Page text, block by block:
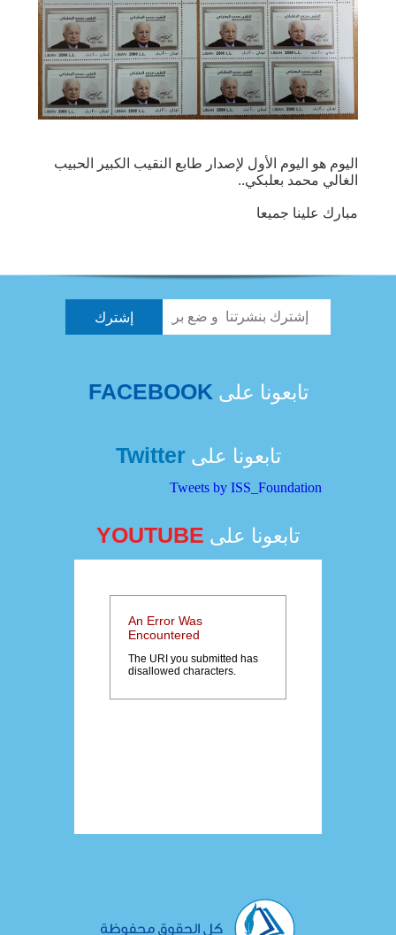
اليوم هو اليوم اﻷول ﻹصدار طابع النقيب الكبير الحبيب
الغالي محمد بعلبكي..
مبارك علينا جميعا
تابعونا علىFACEBOOK
تابعونا علىTwitter
Tweets by ISS_Foundation
تابعونا على YOUTUBE